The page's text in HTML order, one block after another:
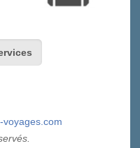
voyages.com